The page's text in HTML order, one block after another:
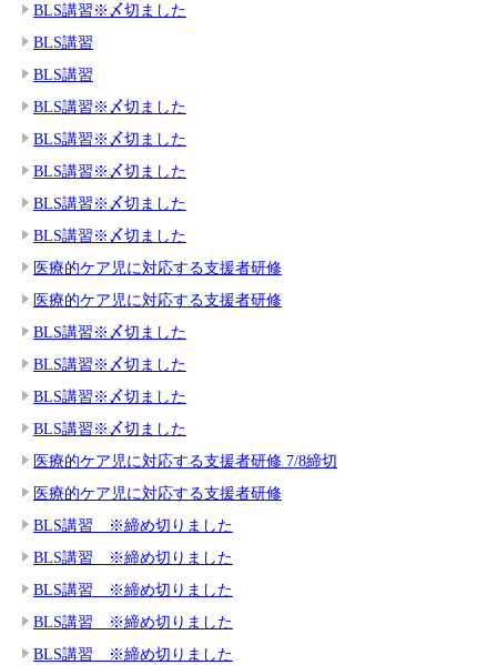
BLS講習※〆切ました
BLS講習
BLS講習
BLS講習※〆切ました
BLS講習※〆切ました
BLS講習※〆切ました
BLS講習※〆切ました
BLS講習※〆切ました
医療的ケア児に対応する支援者研修
医療的ケア児に対応する支援者研修
BLS講習※〆切ました
BLS講習※〆切ました
BLS講習※〆切ました
BLS講習※〆切ました
医療的ケア児に対応する支援者研修 7/8締切
医療的ケア児に対応する支援者研修
BLS講習 ※締め切りました
BLS講習 ※締め切りました
BLS講習 ※締め切りました
BLS講習 ※締め切りました
BLS講習 ※締め切りました